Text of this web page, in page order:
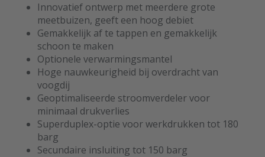
Innovatief ontwerp met meerdere grote
meetbuizen, geeft een hoog debiet
Gemakkelijk af te tappen en gemakkelijk
schoon te maken
Optionele verwarmingsmantel
Hoge nauwkeurigheid bij overdracht van
voogdij
Geoptimaliseerde stroomverdeler voor
minimaal drukverlies
Superduplex-optie voor werkdrukken tot 180
barg
Secundaire insluiting tot 150 barg